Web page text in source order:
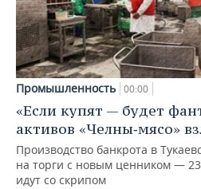
Промышленность 00:00
«Если купят — будет
активов «Челны‑мясо»
Производство банкрота в
на торги с новым ценником —
идут со скрипом